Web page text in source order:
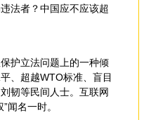
法者？中国应不应该超
护立法问题上的一种倾
、超越WTO标准、盲目
韧等民间人士。互联网
闻名一时。